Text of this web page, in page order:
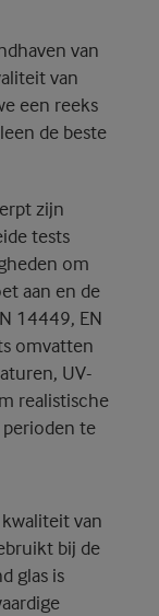
van
van
een reeks
de beste
zijn
tests
om
aan en de
14449, EN
omvatten
UV-
realistische
te
van
bij de
glas is